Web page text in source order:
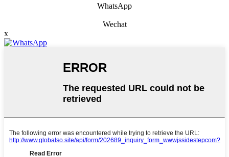
WhatsApp
Wechat
x